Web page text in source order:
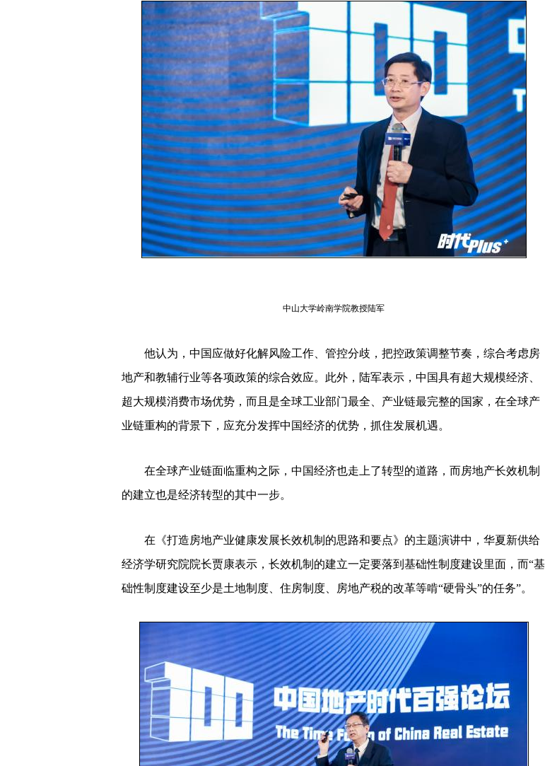
中山大学岭南学院教授陆军
他认为，中国应做好化解风险工作、管控分歧，把控政策调整节奏，综合考虑房
地产和教辅行业等各项政策的综合效应。此外，陆军表示，中国具有超大规模经济、
超大规模消费市场优势，而且是全球工业部门最全、产业链最完整的国家，在全球产
业链重构的背景下，应充分发挥中国经济的优势，抓住发展机遇。
在全球产业链面临重构之际，中国经济也走上了转型的道路，而房地产长效机制
的建立也是经济转型的其中一步。
在《打造房地产业健康发展长效机制的思路和要点》的主题演讲中，华夏新供给
经济学研究院院长贾康表示，长效机制的建立一定要落到基础性制度建设里面，而“基
础性制度建设至少是土地制度、住房制度、房地产税的改革等啃“硬骨头”的任务”。